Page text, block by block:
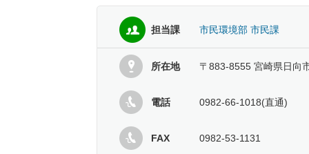
担当課 市民環境部 市民課
所在地 〒883-8555 宮崎県日向
電話 0982-66-1018(直通)
FAX 0982-53-1131